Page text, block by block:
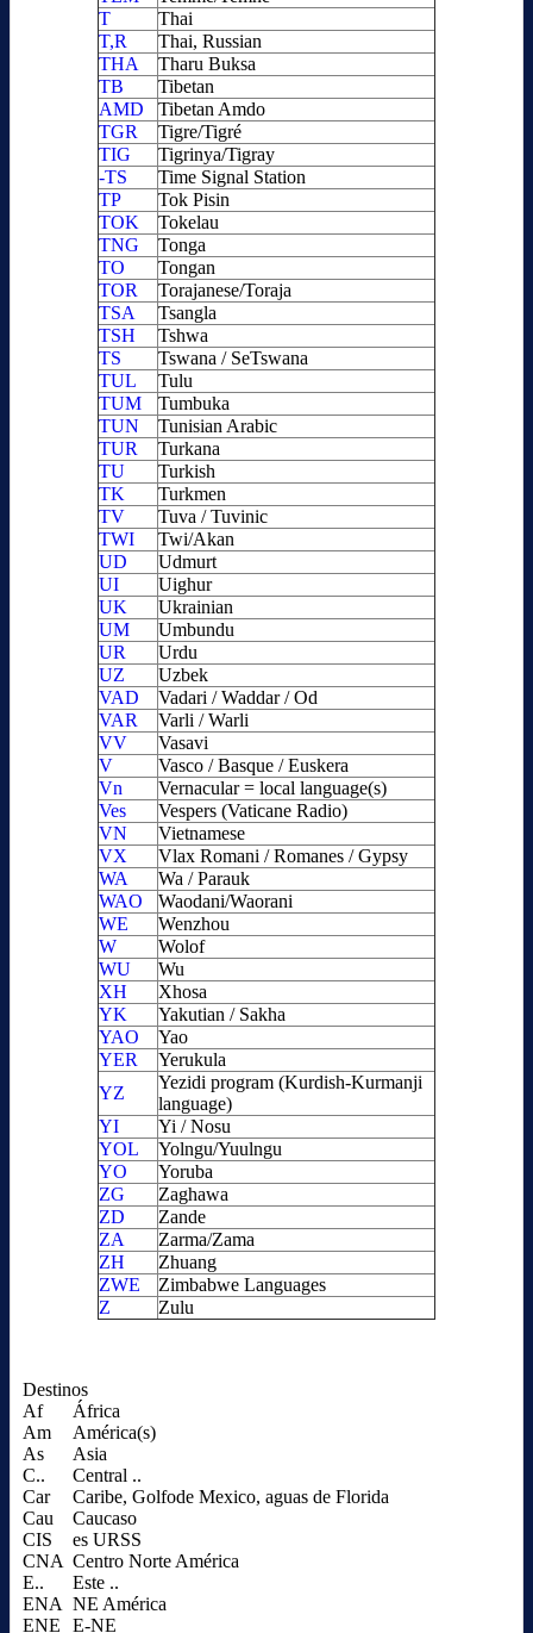
T
Thai
T,R
Thai, Russian
THA
Tharu Buksa
TB
Tibetan
AMD
Tibetan Amdo
TGR
Tigre/Tigré
TIG
Tigrinya/Tigray
-TS
Time Signal Station
TP
Tok Pisin
TOK
Tokelau
TNG
Tonga
TO
Tongan
TOR
Torajanese/Toraja
TSA
Tsangla
TSH
Tshwa
TS
Tswana / SeTswana
TUL
Tulu
TUM
Tumbuka
TUN
Tunisian Arabic
TUR
Turkana
TU
Turkish
TK
Turkmen
TV
Tuva / Tuvinic
TWI
Twi/Akan
UD
Udmurt
UI
Uighur
UK
Ukrainian
UM
Umbundu
UR
Urdu
UZ
Uzbek
VAD
Vadari / Waddar / Od
VAR
Varli / Warli
VV
Vasavi
V
Vasco / Basque / Euskera
Vn
Vernacular = local language(s)
Ves
Vespers (Vaticane Radio)
VN
Vietnamese
VX
Vlax Romani / Romanes / Gypsy
WA
Wa / Parauk
WAO
Waodani/Waorani
WE
Wenzhou
W
Wolof
WU
Wu
XH
Xhosa
YK
Yakutian / Sakha
YAO
Yao
YER
Yerukula
YZ
Yezidi program (Kurdish-Kurmanji
language)
YI
Yi / Nosu
YOL
Yolngu/Yuulngu
YO
Yoruba
ZG
Zaghawa
ZD
Zande
ZA
Zarma/Zama
ZH
Zhuang
ZWE
Zimbabwe Languages
Z
Zulu
Destinos
Af
África
Am
América(s)
As
Asia
C..
Central ..
Car
Caribe, Golfode Mexico, aguas de Florida
Cau
Caucaso
CIS
es URSS
CNA Centro Norte América
E..
Este ..
ENA NE América
ENE
E-NE